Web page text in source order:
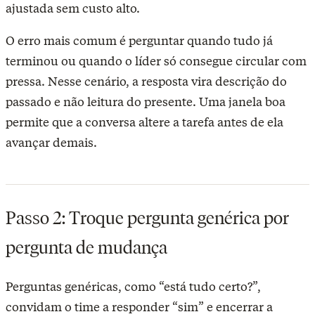
ajustada sem custo alto.
O erro mais comum é perguntar quando tudo já
terminou ou quando o líder só consegue circular com
pressa. Nesse cenário, a resposta vira descrição do
passado e não leitura do presente. Uma janela boa
permite que a conversa altere a tarefa antes de ela
avançar demais.
Passo 2: Troque pergunta genérica por
pergunta de mudança
Perguntas genéricas, como “está tudo certo?”,
convidam o time a responder “sim” e encerrar a